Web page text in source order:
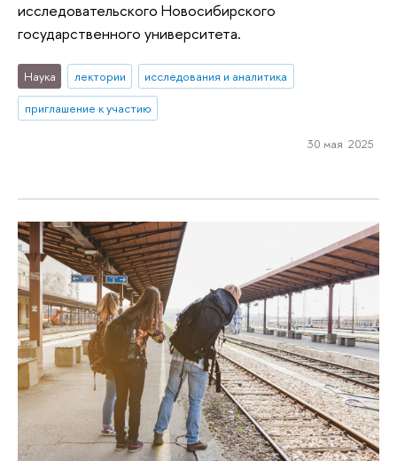
исследовательского Новосибирского
государственного университета.
Наука лектории
исследования и аналитика
приглашение к участию
30 мая 2025